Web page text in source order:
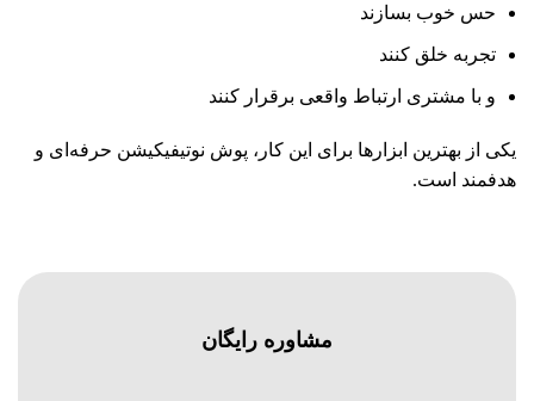
حس خوب بسازند
تجربه خلق کنند
و با مشتری ارتباط واقعی برقرار کنند
یکی از بهترین ابزارها برای این کار، پوش نوتیفیکیشن حرفه‌ای و
هدفمند است.
مشاوره رایگان